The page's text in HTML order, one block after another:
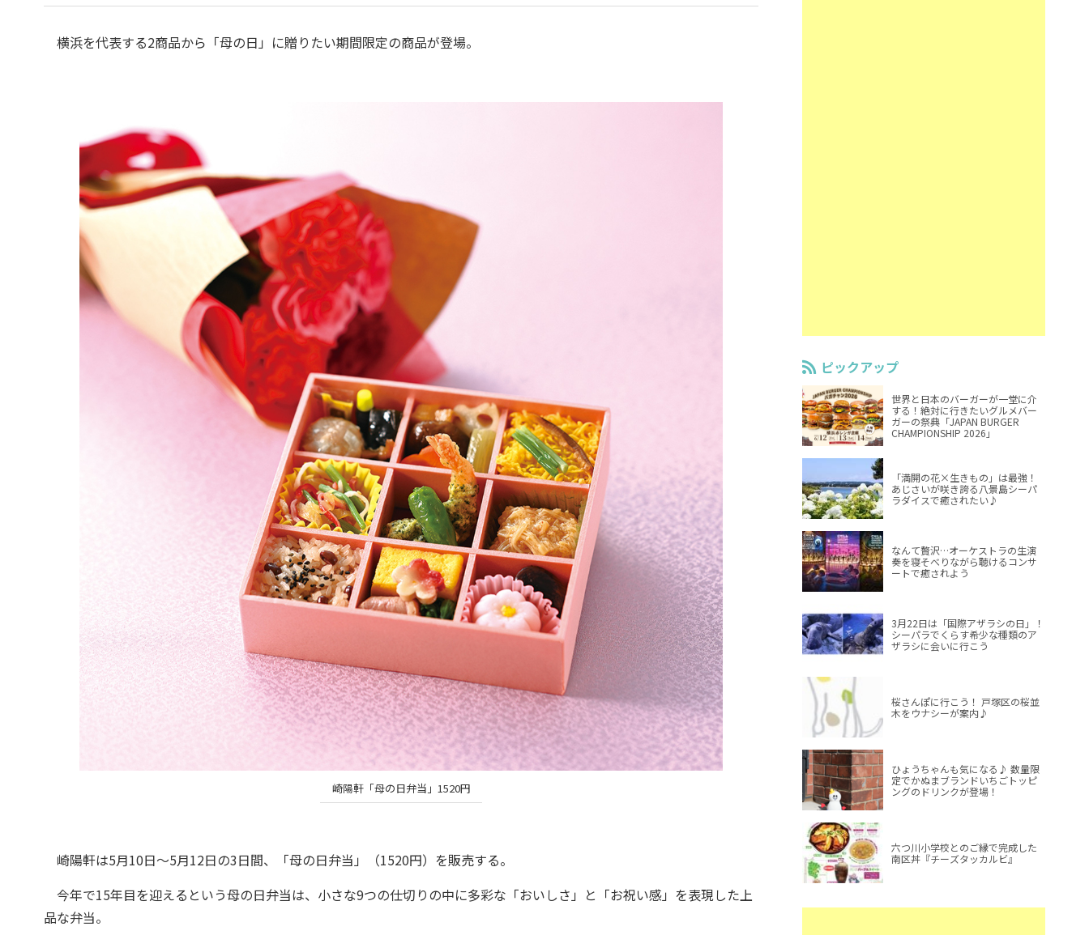
横浜を代表する2商品から「母の日」に贈りたい期間限定の商品が登場。
崎陽軒「母の日弁当」1520円
崎陽軒は5月10日〜5月12日の3日間、「母の日弁当」（1520円）を販売する。
今年で15年目を迎えるという母の日弁当は、小さな9つの仕切りの中に多彩な「おいしさ」と「お祝い感」を表現した上
品な弁当。
ピックアップ
世界と日本のバーガーが一堂に介
する！絶対に行きたいグルメバー
ガーの祭典「JAPAN BURGER
CHAMPIONSHIP 2026」
「満開の花×生きもの」は最強！
あじさいが咲き誇る八景島シーパ
ラダイスで癒されたい♪
なんて贅沢…オーケストラの生演
奏を寝そべりながら聴けるコンサ
ートで癒されよう
3月22日は「国際アザラシの日」！
シーパラでくらす希少な種類のア
ザラシに会いに行こう
桜さんぽに行こう！ 戸塚区の桜並
木をウナシーが案内♪
ひょうちゃんも気になる♪ 数量限
定でかぬまブランドいちごトッピ
ングのドリンクが登場！
六つ川小学校とのご縁で完成した
南区丼『チーズタッカルビ』